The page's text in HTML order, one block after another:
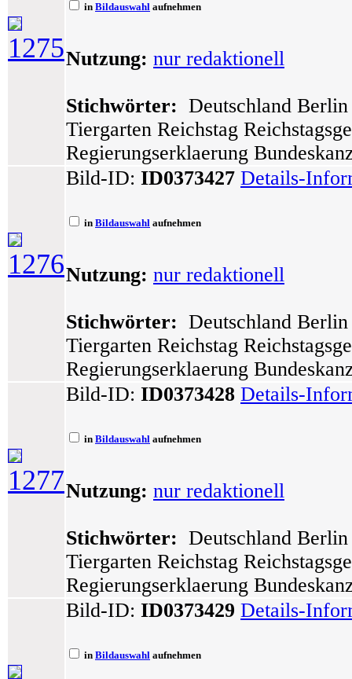
1275
in Bildauswahl aufnehmen
Nutzung: nur redaktionell
Stichwörter: Deutschland
Tiergarten Reichstag
Regierungserklaerung
1276
Bild-ID: ID0373427 Details-
in Bildauswahl aufnehmen
Nutzung: nur redaktionell
Stichwörter: Deutschland
Tiergarten Reichstag
Regierungserklaerung
1277
Bild-ID: ID0373428 Details-
in Bildauswahl aufnehmen
Nutzung: nur redaktionell
Stichwörter: Deutschland
Tiergarten Reichstag
Regierungserklaerung
Bild-ID: ID0373429 Details-
in Bildauswahl aufnehmen